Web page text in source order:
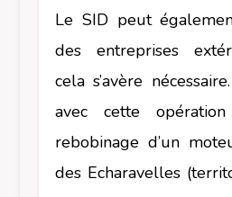
Le SID peut
des entreprises
cela s’avère
avec cette
rebobinage d’un
des Echaravelles